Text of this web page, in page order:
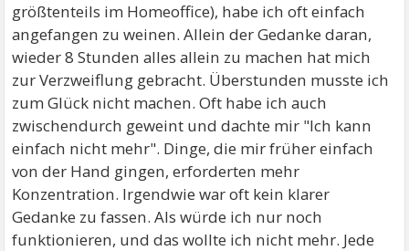
größtenteils im Homeoffice), habe ich oft einfach
angefangen zu weinen. Allein der Gedanke daran,
wieder 8 Stunden alles allein zu machen hat mich
zur Verzweiflung gebracht. Überstunden musste ich
zum Glück nicht machen. Oft habe ich auch
zwischendurch geweint und dachte mir "Ich kann
einfach nicht mehr". Dinge, die mir früher einfach
von der Hand gingen, erforderten mehr
Konzentration. Irgendwie war oft kein klarer
Gedanke zu fassen. Als würde ich nur noch
funktionieren, und das wollte ich nicht mehr. Jede